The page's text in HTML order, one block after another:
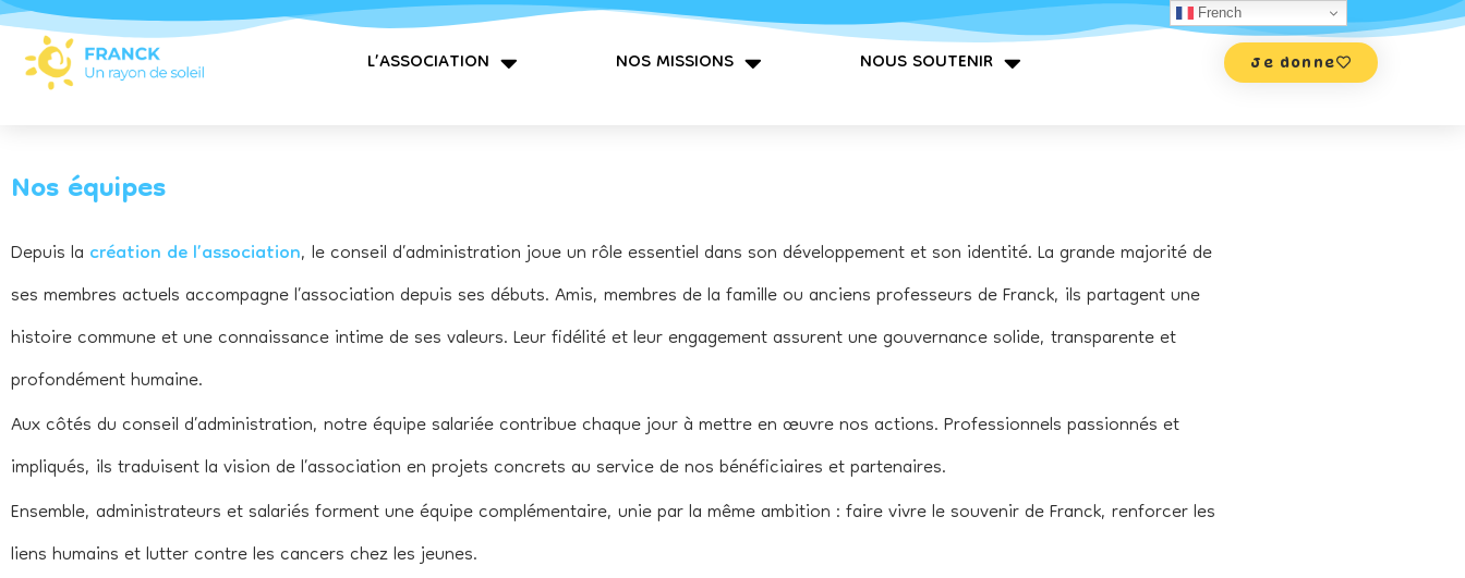
principal
L’ASSOCIATION NOS MISSIONS NOUS SOUTENIR Je donne
Nos équipes
Depuis lacréation de l’association, le conseil d’administration joue un rôle essentiel dans son développement et son identité. La grande majorité de
ses membres actuels accompagne l’association depuis ses débuts. Amis, membres de la famille ou anciens professeurs de Franck, ils partagent une
histoire commune et une connaissance intime de ses valeurs. Leur fidélité et leur engagement assurent une gouvernance solide, transparente et
profondément humaine.
Aux côtés du conseil d’administration, notre équipe salariée contribue chaque jour à mettre en œuvre nos actions. Professionnels passionnés et
impliqués, ils traduisent la vision de l’association en projets concrets au service de nos bénéficiaires et partenaires.
Ensemble, administrateurs et salariés forment une équipe complémentaire, unie par la même ambition : faire vivre le souvenir de Franck, renforcer les
liens humains et lutter contre les cancers chez les jeunes.
French